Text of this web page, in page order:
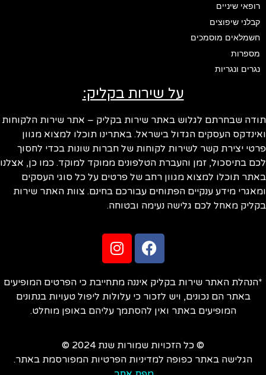
רופאי שיניים
קבלני שיפוצים
חשמלאים מוסמכים
מספרות
נגרים ונגריות
על שירות בקליק:
שבחרתם לגלוש באתר שירות בקליק – אתר שירות הלקוחות
העסקים הגדול בישראל. באתרינו תוכלו למצוא מגוון
יצירת קשר לשירות לקוחות של חברות שונות בכדי לחסוך
בתיסכול, זמן והעברת הטלפונים ממוקד למוקד. כמו כן, אצלנו
תוכלו למצוא מגוון רחב של פרטים על כל סוגי העסקים
מידע ענקיים הפתוחים עבורכם בחינם. צוות האתר שירות
מאחל לכם גלישה נעימה ובטוחה.
האתר שירות בקליק איננה מתחייבת כי הפרטים המופיעים
באתר הם נכונים, ויש לזכור כי עלולות ליפול טעויות בנתונים
המופיעים באתר ואין להסתמך עליהם באופן מוחלט.
© כל הזכויות שמורות שנת 2024 ©
הגלישה באתר כפופה למדיניות הפרטיות המפורסמת באתר.